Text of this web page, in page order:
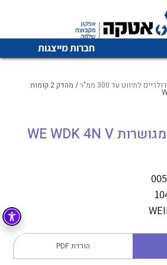
חברות מייצגות
| שרות | זמינות
הגדולה והמובילה בישראל בשיווק
חשמלית ופעילה ב7 תחומים:
חשמלית
לחשמל, בקרה ואלקטרוניקה
לכל מוצרי היצרן
לכל מוצרי היצרן
לחיווט עד 300 ממ"ר / מהדק 2 קומות
מהדק 2 קומות מגושרות WE WDK 4N V
הורדת PDF